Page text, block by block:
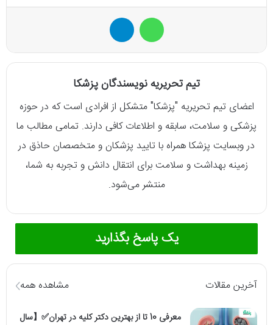
واتس آپ
تیم تحریریه نویسندگان پزشکا
اعضای تیم تحریریه "پزشکا" متشکل از افرادی است که در حوزه
پزشکی و سلامت، سابقه و اطلاعات کافی دارند. تمامی مطالب ما
در وبسایت پزشکا همراه با تایید پزشکان و متخصصان حاذق در
زمینه بهداشت و سلامت برای انتقال دانش و تجربه به شما،
منتشر می‌شود.
یک پاسخ بگذارید
آخرین مقالات مشاهده همه
معرفی 10 تا از بهترین دکتر کلیه در تهران✅【سال